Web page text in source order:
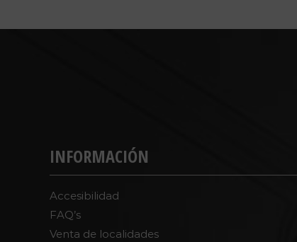
INFORMACIÓN
Accesibilidad
FAQ’s
Venta de localidades